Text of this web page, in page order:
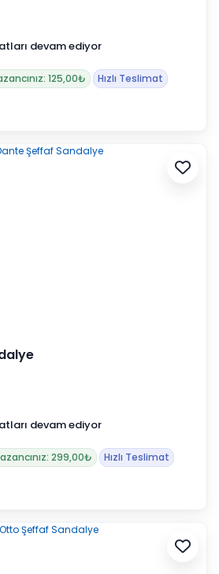
devam ediyor
125,00₺ Hızlı Teslimat
devam ediyor
299,00₺ Hızlı Teslimat